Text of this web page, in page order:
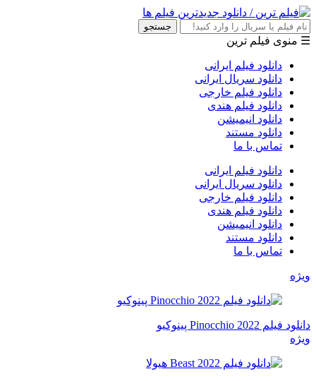
جستجو
☰ منوی فیلم ترین
دانلود فیلم ایرانی
دانلود سریال ایرانی
دانلود فیلم خارجی
دانلود فیلم هندی
دانلود انیمیشن
دانلود مستند
تماس با ما
دانلود فیلم ایرانی
دانلود سریال ایرانی
دانلود فیلم خارجی
دانلود فیلم هندی
دانلود انیمیشن
دانلود مستند
تماس با ما
ویژه
دانلود فیلم Pinocchio 2022 پینوکیو
ویژه